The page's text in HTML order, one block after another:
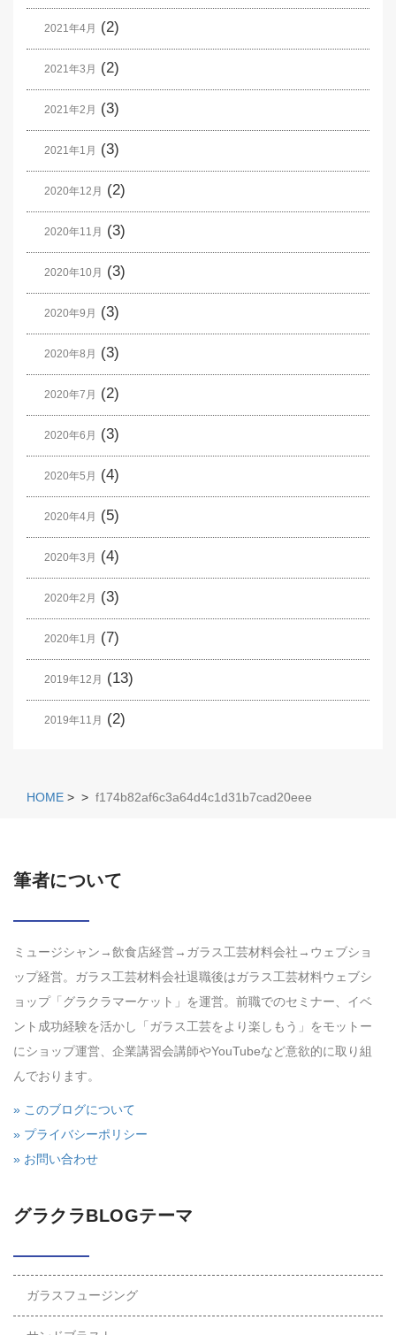
2021年4月 (2)
2021年3月 (2)
2021年2月 (3)
2021年1月 (3)
2020年12月 (2)
2020年11月 (3)
2020年10月 (3)
2020年9月 (3)
2020年8月 (3)
2020年7月 (2)
2020年6月 (3)
2020年5月 (4)
2020年4月 (5)
2020年3月 (4)
2020年2月 (3)
2020年1月 (7)
2019年12月 (13)
2019年11月 (2)
HOME > > f174b82af6c3a64d4c1d31b7cad20eee
筆者について
ミュージシャン→飲食店経営→ガラス工芸材料会社→ウェブショ
ップ経営。ガラス工芸材料会社退職後はガラス工芸材料ウェブシ
ョップ「グラクラマーケット」を運営。前職でのセミナー、イベ
ント成功経験を活かし「ガラス工芸をより楽しもう」をモットー
にショップ運営、企業講習会講師やYouTubeなど意欲的に取り組
んでおります。
» このブログについて
» プライバシーポリシー
» お問い合わせ
グラクラBLOGテーマ
ガラスフュージング